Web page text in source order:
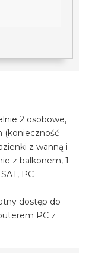
2 osobowe,
(konieczność
z wanną i
z balkonem, 1
PC
dostęp do
PC z